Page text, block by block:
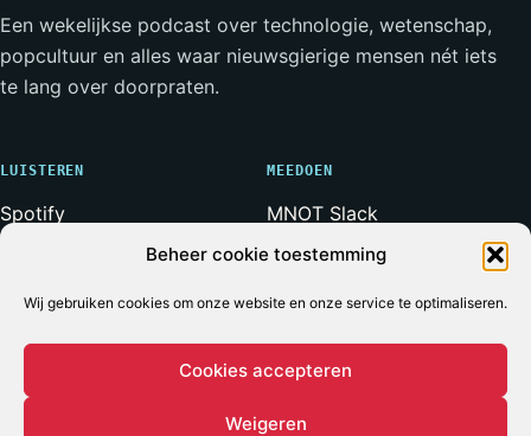
Beheer cookie toestemming
Wij gebruiken cookies om onze website en onze service te optimaliseren.
Cookies accepteren
Weigeren
Een wekelijkse podcast over technologie, wetenschap,
popcultuur en alles waar nieuwsgierige mensen nét iets
te lang over doorpraten.
LUISTEREN
Spotify
RSS-feed
MEEDOEN
MNOT Slack
Weerwolven Slack
Adverteren